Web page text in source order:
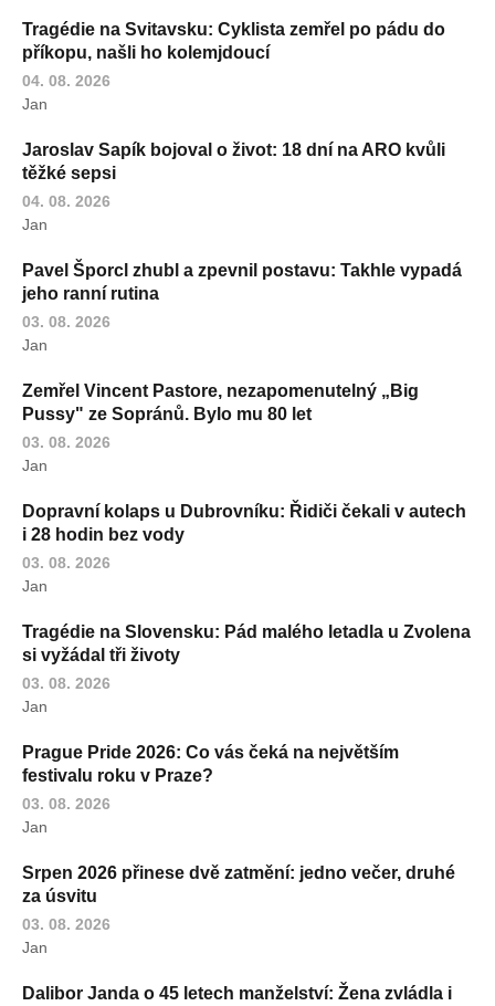
Tragédie na Svitavsku: Cyklista zemřel po pádu do
příkopu, našli ho kolemjdoucí
04. 08. 2026
Jan
Jaroslav Sapík bojoval o život: 18 dní na ARO kvůli
těžké sepsi
04. 08. 2026
Jan
Pavel Šporcl zhubl a zpevnil postavu: Takhle vypadá
jeho ranní rutina
03. 08. 2026
Jan
Zemřel Vincent Pastore, nezapomenutelný „Big
Pussy" ze Sopránů. Bylo mu 80 let
03. 08. 2026
Jan
Dopravní kolaps u Dubrovníku: Řidiči čekali v autech
i 28 hodin bez vody
03. 08. 2026
Jan
Tragédie na Slovensku: Pád malého letadla u Zvolena
si vyžádal tři životy
03. 08. 2026
Jan
Prague Pride 2026: Co vás čeká na největším
festivalu roku v Praze?
03. 08. 2026
Jan
Srpen 2026 přinese dvě zatmění: jedno večer, druhé
za úsvitu
03. 08. 2026
Jan
Dalibor Janda o 45 letech manželství: Žena zvládla i